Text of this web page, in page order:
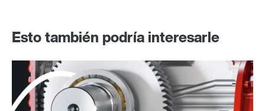
Esto también podría interesarle